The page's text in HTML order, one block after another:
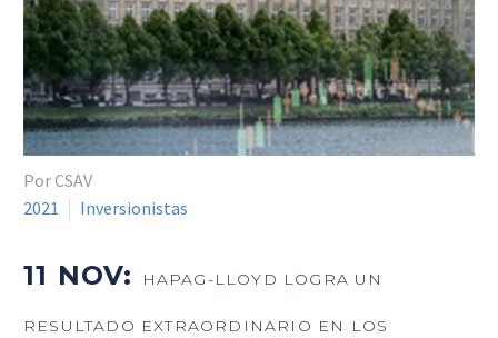
Por CSAV
2021
Inversionistas
11 NOV: HAPAG-LLOYD LOGRA UN
RESULTADO EXTRAORDINARIO EN LOS